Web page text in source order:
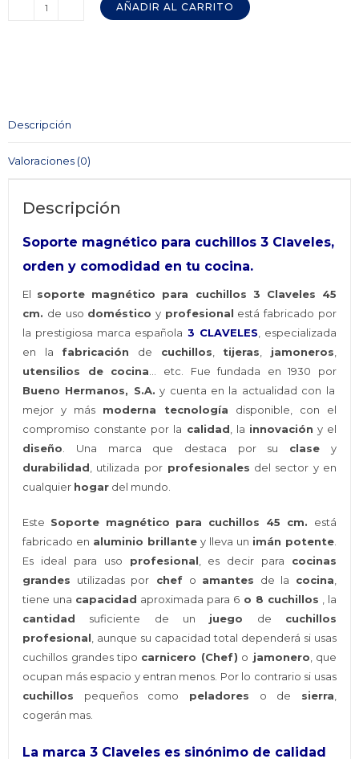
45
cantidad
AÑADIR AL CARRITO
Descripción
Valoraciones (0)
Descripción
Soporte magnético para cuchillos 3 Claveles,
orden y comodidad en tu cocina.
El soporte magnético para cuchillos 3 Claveles 45
cm. de uso doméstico y profesional está fabricado por
la prestigiosa marca española 3 CLAVELES, especializada
en la fabricación de cuchillos, tijeras, jamoneros,
utensilios de cocina… etc. Fue fundada en 1930 por
Bueno Hermanos, S.A. y cuenta en la actualidad con la
mejor y más moderna tecnología disponible, con el
compromiso constante por la calidad, la innovación y el
diseño. Una marca que destaca por su clase y
durabilidad, utilizada porprofesionales del sector y en
cualquier hogar del mundo.
Este Soporte magnético para cuchillos 45 cm. está
fabricado en aluminio brillante y lleva un imán potente.
Es ideal para uso profesional, es decir para cocinas
grandes utilizadas por chefo amantes de la cocina,
tiene una capacidad aproximada para 6 o 8 cuchillos , la
cantidad suficiente de un juego de cuchillos
profesional, aunque su capacidad total dependerá si usas
cuchillos grandes tipo carnicero (Chef) o jamonero, que
ocupan más espacio y entran menos. Por lo contrario si usas
cuchillos pequeños como peladores o de sierra,
cogerán mas.
La marca 3 Claveles es sinónimo de calidad